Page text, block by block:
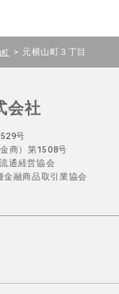
町 > 元横山町３丁目
会社
号
商）第1508号
通経営協会
融商品取引業協会